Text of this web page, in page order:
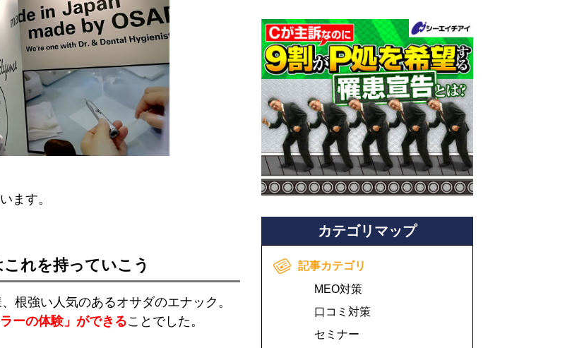
ます。
れを持っていこう
根強い人気のあるオサダのエナック。
ラーの体験」ができることでした。
カテゴリマップ
記事カテゴリ
MEO対策
口コミ対策
セミナー